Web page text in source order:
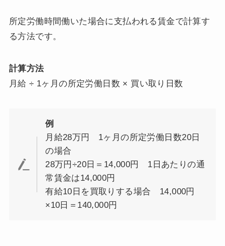
所定労働時間働いた場合に支払われる賃金で計算す
る方法です。
計算方法
月給 ÷ 1ヶ月の所定労働日数 × 買い取り日数
例
月給28万円 1ヶ月の所定労働日数20日
の場合
28万円÷20日＝14,000円 1日あたりの通
常賃金は14,000円
有給10日を買取りする場合 14,000円
×10日＝140,000円